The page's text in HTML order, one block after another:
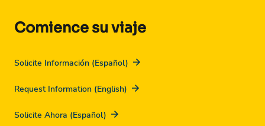
Comience su viaje
Solicite Información (Español)
Request Information (English)
Solicite Ahora (Español)